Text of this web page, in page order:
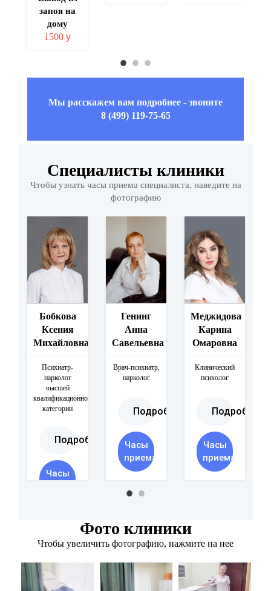
запоя на
дому
1500 у
Мы расскажем вам подробнее - звоните
8 (499) 119-75-65
Специалисты клиники
Чтобы узнать часы приема специалиста, наведите на
фотографию
Бобкова
Ксения
Михайловна
Психиатр-
нарколог
высшей
квалификационной
категории
Подробнее
Часы
Генинг
Анна
Савельевна
Врач-психиатр,
нарколог
Подробнее
Часы
приема
Меджидова
Карина
Омаровна
Клинический
психолог
Подробнее
Часы
приема
Фото клиники
Чтобы увеличить фотографию, нажмите на нее